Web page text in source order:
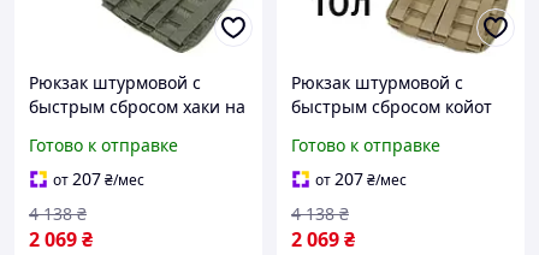
Рюкзак штурмовой с
быстрым сбросом хаки на
Готово к отправке
от207₴/мес
2 069₴
4 138 ₴
Рюкзак штурмовой с
быстрым сбросом койот
Готово к отправке
от207₴/мес
2 069₴
4 138 ₴